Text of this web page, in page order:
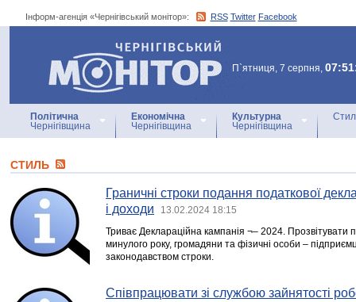
Інформ-агенція «Чернігівський монітор»: RSS Twitter Facebook
Інформ-агенція
«Чернігівський монітор»
П`ятниця, 7 серпня,
Політична
Чернігівщина
Економічна
Чернігівщина
Культурна
Чернігівщина
СТИЛЬ
Граничні строки подання податкової
і доходи
13.02.2024 18:15
Триває Деклараційна кампанія ¬– 2024. Прозвітувати
минулого року, громадяни та фізичні особи –
законодавством строки.
Співпрацювати зі службою зайнятості